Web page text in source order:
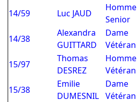
14/59 Luc JAUD
Homme
Senior
14/38
Alexandra
GUITTARD
Dame
Vétéran
15/97
Thomas
DESREZ
Homme
Vétéran
15/38
Emilie
DUMESNIL
Dame
Vétéran